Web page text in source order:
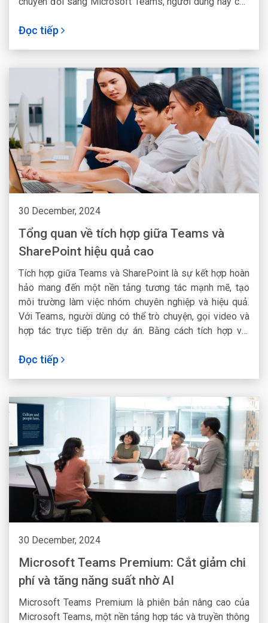
Đọc tiếp
30 December, 2024
Tổng quan về tích hợp giữa Teams và
SharePoint hiệu quả cao
Tích hợp giữa Teams và SharePoint là sự kết hợp hoàn
hảo mang đến một nền tảng tương tác mạnh mẽ, tạo
môi trường làm việc nhóm chuyên nghiệp và hiệu quả.
Với Teams, người dùng có thể trò chuyện, gọi video và
hợp tác trực tiếp trên dự án. Bằng cách tích hợp với
chia sẻ trực tiếp trong Teams. Từ đó tăng tính nhất
Đọc tiếp
30 December, 2024
Microsoft Teams Premium: Cắt giảm chi
phí và tăng năng suất nhờ AI
Microsoft Teams Premium là phiên bản nâng cao của
Microsoft Teams, một nền tảng hợp tác và truyền thông